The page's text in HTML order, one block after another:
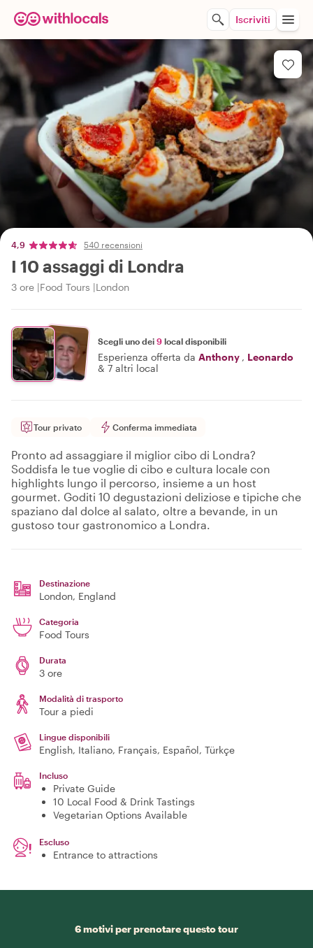
Iscriviti
4,9 540 recensioni
I 10 assaggi di Londra
3 ore Food Tours London
Scegli uno dei 9 local disponibili
Esperienza offerta da Anthony , Leonardo
& 7 altri local
Tour privato Conferma immediata
Pronto ad assaggiare il miglior cibo di Londra?
Soddisfa le tue voglie di cibo e cultura locale con
highlights lungo il percorso, insieme a un host
gourmet. Goditi 10 degustazioni deliziose e tipiche che
spaziano dal dolce al salato, oltre a bevande, in un
gustoso tour gastronomico a Londra.
Destinazione
London, England
Categoria
Food Tours
Durata
3 ore
Modalità di trasporto
Tour a piedi
Lingue disponibili
English, Italiano, Français, Español, Türkçe
Incluso
Private Guide
10 Local Food & Drink Tastings
Vegetarian Options Available
Escluso
Entrance to attractions
6 motivi per prenotare questo tour